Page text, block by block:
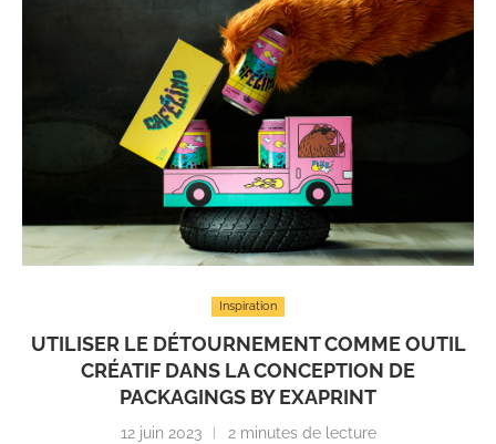
Inspiration
UTILISER LE DÉTOURNEMENT COMME OUTIL
CRÉATIF DANS LA CONCEPTION DE
PACKAGINGS BY EXAPRINT
12 juin 2023 2 minutes de lecture